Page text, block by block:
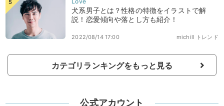
犬系男子とは？性格の特徴をイラストで解
説！恋愛傾向や落とし方も紹介！
michill トレンド
2022/08/14 17:00
カテゴリランキングをもっと見る
公式アカウント